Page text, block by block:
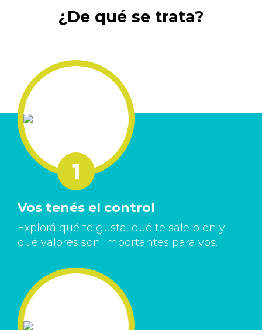
¿De qué se trata?
Vos tenés el control
Explorá qué te gusta, qué te sale bien y
qué valores son importantes para vos.